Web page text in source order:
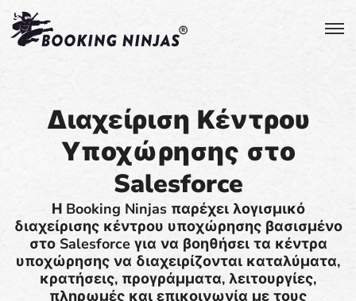
Διαχείριση Κέντρου
Υποχώρησης στο
Salesforce
Η Booking Ninjas παρέχει λογισμικό
διαχείρισης κέντρου υποχώρησης βασισμένο
στο Salesforce για να βοηθήσει τα κέντρα
υποχώρησης να διαχειρίζονται καταλύματα,
κρατήσεις, προγράμματα, λειτουργίες,
πληρωμές και επικοινωνία με τους